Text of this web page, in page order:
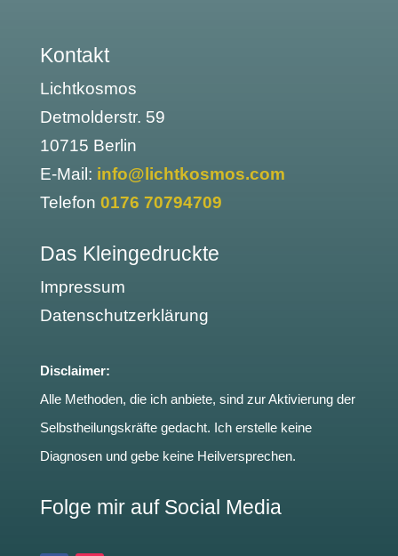
Kontakt
Lichtkosmos
Detmolderstr. 59
10715 Berlin
E-Mail: info@lichtkosmos.com
Telefon 0176 70794709
Das Kleingedruckte
Impressum
Datenschutzerklärung
Disclaimer:
Alle Methoden, die ich anbiete, sind zur Aktivierung der
Selbstheilungskräfte gedacht. Ich erstelle keine
Diagnosen und gebe keine Heilversprechen.
Folge mir auf Social Media